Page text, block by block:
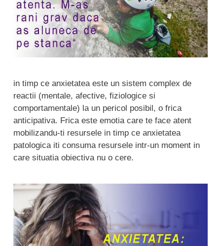
in timp ce anxietatea este un sistem complex de
reactii (mentale, afective, fiziologice si
comportamentale) la un pericol posibil, o frica
anticipativa. Frica este emotia care te face atent
mobilizandu-ti resursele in timp ce anxietatea
patologica iti consuma resursele intr-un moment in
care situatia obiectiva nu o cere.